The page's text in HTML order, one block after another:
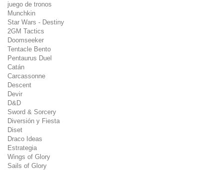
juego de tronos
Munchkin
Star Wars - Destiny
2GM Tactics
Doomseeker
Tentacle Bento
Pentaurus Duel
Catán
Carcassonne
Descent
Devir
D&D
Sword & Sorcery
Diversión y Fiesta
Diset
Draco Ideas
Estrategia
Wings of Glory
Sails of Glory